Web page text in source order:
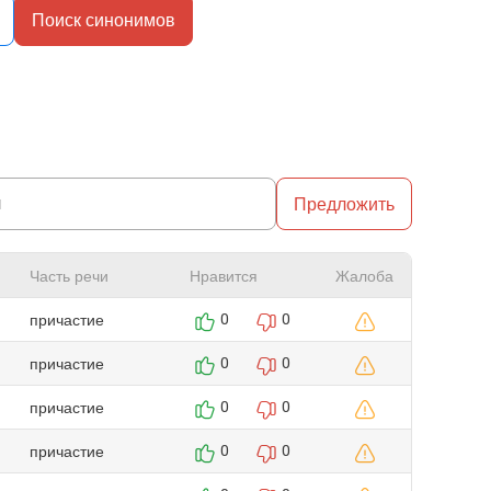
Поиск синонимов
Предложить
Часть речи Нравится Жалоба
причастие 0 0
причастие 0 0
причастие 0 0
причастие 0 0